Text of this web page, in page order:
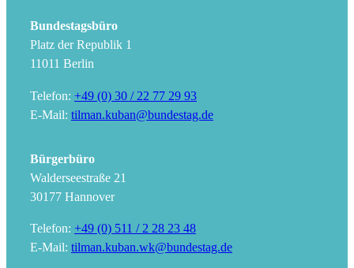
Bundestagsbüro
Platz der Republik 1
11011 Berlin
Telefon: +49 (0) 30 / 22 77 29 93
E-Mail: tilman.kuban@bundestag.de
Bürgerbüro
Walderseestraße 21
30177 Hannover
Telefon: +49 (0) 511 / 2 28 23 48
E-Mail: tilman.kuban.wk@bundestag.de